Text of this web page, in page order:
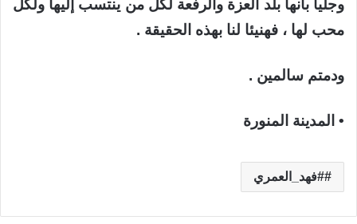
وجليا بأنها بلد العزة والرفعة لكل من ينتسب إليها ولكل
محب لها ، فهنيئا لنا بهذه الحقيقة .
ودمتم سالمين .
• المدينة المنورة
#فهد_العمري